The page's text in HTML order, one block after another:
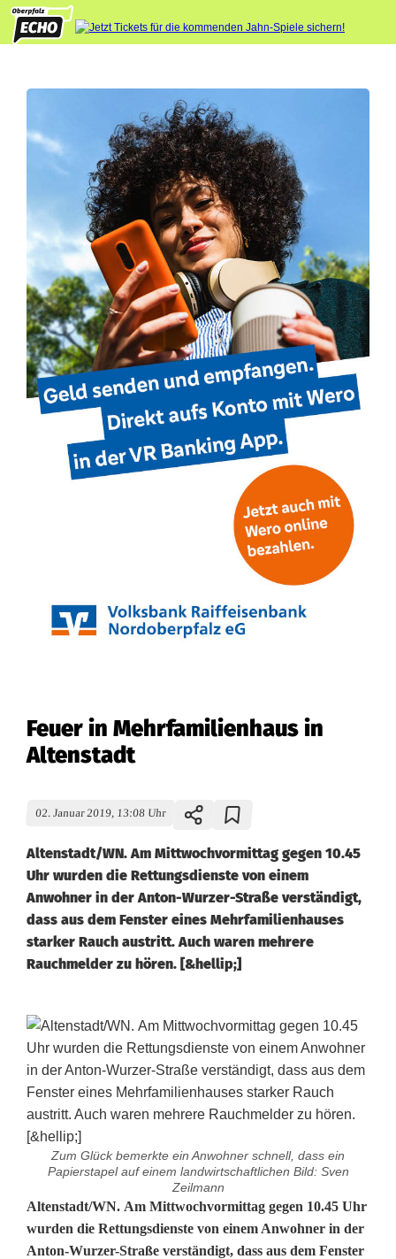
Feuer in Mehrfamilienhaus in
Altenstadt
02. Januar 2019, 13:08 Uhr
Altenstadt/WN. Am Mittwochvormittag gegen 10.45
Uhr wurden die Rettungsdienste von einem
Anwohner in der Anton-Wurzer-Straße verständigt,
dass aus dem Fenster eines Mehrfamilienhauses
starker Rauch austritt. Auch waren mehrere
Rauchmelder zu hören. [&hellip;]
Zum Glück bemerkte ein Anwohner schnell, dass ein
Papierstapel auf einem landwirtschaftlichen Bild: Sven
Zeilmann
F
e
Altenstadt/WN. Am Mittwochvormittag gegen 10.45 Uhr
wurden die Rettungsdienste von einem Anwohner in der
Anton-Wurzer-Straße verständigt, dass aus dem Fenster